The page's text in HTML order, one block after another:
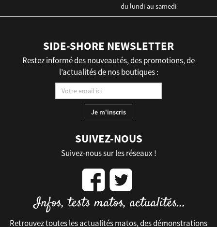
du lundi au samedi
SIDE-SHORE NEWSLETTER
Restez informé des nouveautés, des promotions, de
l’actualités de nos boutiques :
SUIVEZ-NOUS
Suivez-nous sur les réseaux !
Retrouvez toutes les actualités matos, des démonstrations